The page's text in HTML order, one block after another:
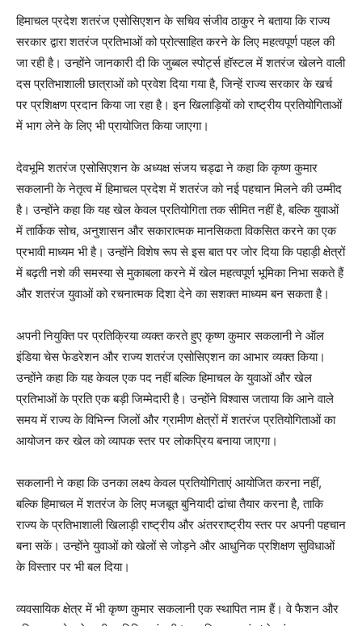
हिमाचल प्रदेश शतरंज एसोसिएशन के सचिव संजीव ठाकुर ने बताया कि राज्य
सरकार द्वारा शतरंज प्रतिभाओं को प्रोत्साहित करने के लिए महत्वपूर्ण पहल की
जा रही है। उन्होंने जानकारी दी कि जुब्बल स्पोर्ट्स हॉस्टल में शतरंज खेलने वाली
दस प्रतिभाशाली छात्राओं को प्रवेश दिया गया है, जिन्हें राज्य सरकार के खर्च
पर प्रशिक्षण प्रदान किया जा रहा है। इन खिलाड़ियों को राष्ट्रीय प्रतियोगिताओं
में भाग लेने के लिए भी प्रायोजित किया जाएगा।
देवभूमि शतरंज एसोसिएशन के अध्यक्ष संजय चड्ढा ने कहा कि कृष्ण कुमार
सकलानी के नेतृत्व में हिमाचल प्रदेश में शतरंज को नई पहचान मिलने की उम्मीद
है। उन्होंने कहा कि यह खेल केवल प्रतियोगिता तक सीमित नहीं है, बल्कि युवाओं
में तार्किक सोच, अनुशासन और सकारात्मक मानसिकता विकसित करने का एक
प्रभावी माध्यम भी है। उन्होंने विशेष रूप से इस बात पर जोर दिया कि पहाड़ी क्षेत्रों
में बढ़ती नशे की समस्या से मुकाबला करने में खेल महत्वपूर्ण भूमिका निभा सकते हैं
और शतरंज युवाओं को रचनात्मक दिशा देने का सशक्त माध्यम बन सकता है।
अपनी नियुक्ति पर प्रतिक्रिया व्यक्त करते हुए कृष्ण कुमार सकलानी ने ऑल
इंडिया चेस फेडरेशन और राज्य शतरंज एसोसिएशन का आभार व्यक्त किया।
उन्होंने कहा कि यह केवल एक पद नहीं बल्कि हिमाचल के युवाओं और खेल
प्रतिभाओं के प्रति एक बड़ी जिम्मेदारी है। उन्होंने विश्वास जताया कि आने वाले
समय में राज्य के विभिन्न जिलों और ग्रामीण क्षेत्रों में शतरंज प्रतियोगिताओं का
आयोजन कर खेल को व्यापक स्तर पर लोकप्रिय बनाया जाएगा।
सकलानी ने कहा कि उनका लक्ष्य केवल प्रतियोगिताएं आयोजित करना नहीं,
बल्कि हिमाचल में शतरंज के लिए मजबूत बुनियादी ढांचा तैयार करना है, ताकि
राज्य के प्रतिभाशाली खिलाड़ी राष्ट्रीय और अंतरराष्ट्रीय स्तर पर अपनी पहचान
बना सकें। उन्होंने युवाओं को खेलों से जोड़ने और आधुनिक प्रशिक्षण सुविधाओं
के विस्तार पर भी बल दिया।
व्यवसायिक क्षेत्र में भी कृष्ण कुमार सकलानी एक स्थापित नाम हैं। वे फैशन और